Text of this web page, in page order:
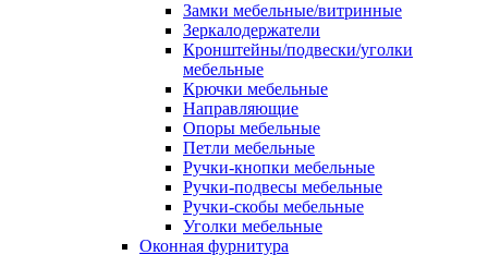
Замки мебельные/витринные
Зеркалодержатели
Кронштейны/подвески/уголки
мебельные
Крючки мебельные
Направляющие
Опоры мебельные
Петли мебельные
Ручки-кнопки мебельные
Ручки-подвесы мебельные
Ручки-скобы мебельные
Уголки мебельные
Оконная фурнитура